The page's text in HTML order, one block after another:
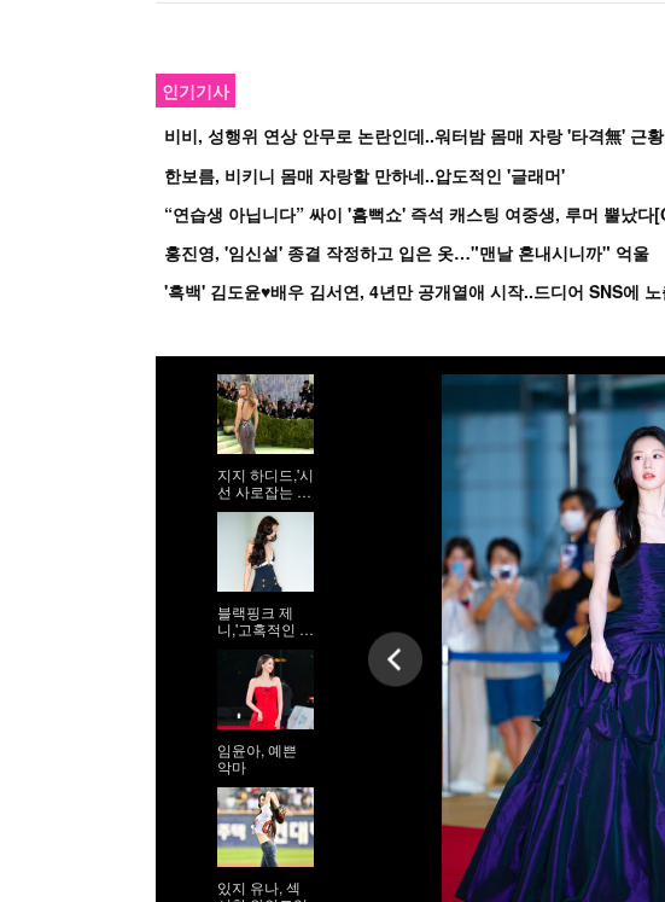
인기기사
비비, 성행위 연상 안무로 논란인데..워터밤 몸매 자랑 '타격無' 근황
한보름, 비키니 몸매 자랑할 만하네..압도적인 '글래머'
홍진영, '임신설' 종결 작정하고 입은 옷…"맨날 혼내시니까" 억울
지지 하디드,'시
선 사로잡는 9
등신 시스루 자
블랙핑크 제
니,'고혹적인 워
임윤아, 예쁜
악마
있지 유나, 섹